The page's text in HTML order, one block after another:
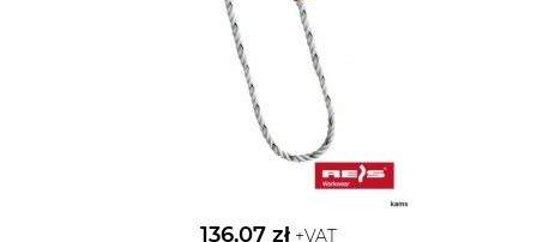
136,07 zł +VAT